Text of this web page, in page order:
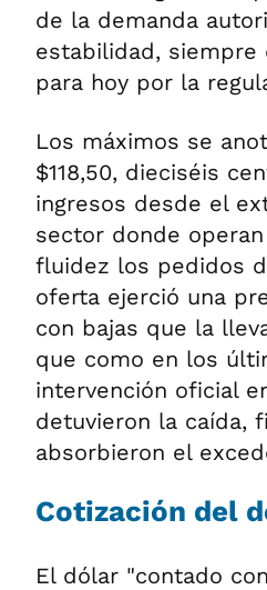
de la demanda
estabilidad,
para hoy por la
Los máximos se
$118,50, dieciséis
ingresos desde el
sector donde
fluidez los pedidos
oferta ejerció una
con bajas que la
que como en los
intervención oficial
detuvieron la caída,
absorbieron el
Cotización del
El dólar "contado